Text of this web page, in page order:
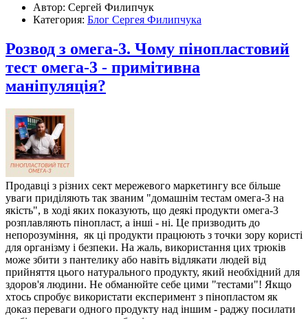
Автор: Сергей Филипчук
Категория: Блог Сергея Филипчука
Розвод з омега-3. Чому пінопластовий
тест омега-3 - примітивна
маніпуляція?
Продавці з різних сект мережевого маркетингу все більше
уваги приділяють так званим "домашнім тестам омега-3 на
якість", в ході яких показують, що деякі продукти омега-3
розплавляють пінопласт, а інші - ні. Це призводить до
непорозуміння, як ці продукти працюють з точки зору користі
для організму і безпеки. На жаль, використання цих трюків
може збити з пантелику або навіть відлякати людей від
прийняття цього натурального продукту, який необхідний для
здоров'я людини. Не обманюйте себе цими "тестами"! Якщо
хтось спробує використати експеримент з пінопластом як
доказ переваги одного продукту над іншим - раджу посилати